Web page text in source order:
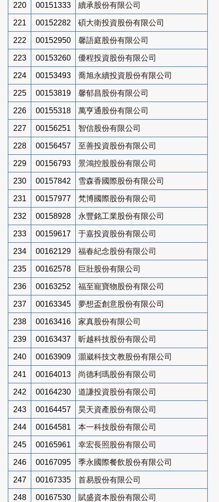
220 00151333 續承股份有限公司
221 00152282 碩大衛投資股份有限公司
222 00152950 馨語庭股份有限公司
223 00153260 優程投資股份有限公司
224 00153493 喬旭永續投資股份有限公司
225 00153819 馨郁昌股份有限公司
226 00155318 萬亨通股份有限公司
227 00156251 智信股份有限公司
228 00156457 至善投資股份有限公司
229 00156793 景鴻控股股份有限公司
230 00157842 雪森香國際股份有限公司
231 00157977 梵博國際股份有限公司
232 00158928 永豐銘工業股份有限公司
233 00159617 于嘉投資股份有限公司
234 00162129 福春紀念股份有限公司
235 00162578 巨壯股份有限公司
236 00163252 福至寵寶物股份有限公司
237 00163345 夢想盃創意股份有限公司
238 00163416 家真股份有限公司
239 00163437 昕越科技股份有限公司
240 00163909 灝崴科技文教股份有限公司
241 00164013 尚德利瑪股份有限公司
242 00164230 道謙投資股份有限公司
243 00164457 昊天資產股份有限公司
244 00164581 本一科技股份有限公司
245 00165961 幸宏長照股份有限公司
246 00167095 季永國際餐飲股份有限公司
247 00167335 首易股份有限公司
248 00167530 賦盛資本股份有限公司